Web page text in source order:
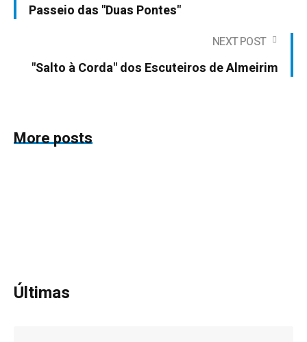
Passeio das "Duas Pontes"
NEXT POST
"Salto à Corda" dos Escuteiros de Almeirim
More posts
Últimas